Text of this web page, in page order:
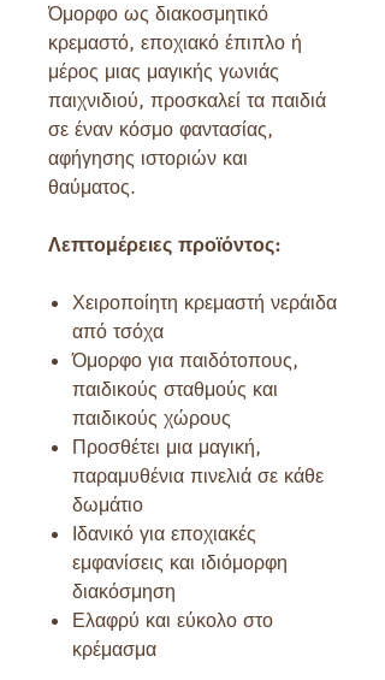
Όμορφο ως διακοσμητικό
κρεμαστό, εποχιακό έπιπλο ή
μέρος μιας μαγικής γωνιάς
παιχνιδιού, προσκαλεί τα παιδιά
σε έναν κόσμο φαντασίας,
αφήγησης ιστοριών και
θαύματος.
Λεπτομέρειες προϊόντος:
Χειροποίητη κρεμαστή νεράιδα
από τσόχα
Όμορφο για παιδότοπους,
παιδικούς σταθμούς και
παιδικούς χώρους
Προσθέτει μια μαγική,
παραμυθένια πινελιά σε κάθε
δωμάτιο
Ιδανικό για εποχιακές
εμφανίσεις και ιδιόμορφη
διακόσμηση
Ελαφρύ και εύκολο στο
κρέμασμα